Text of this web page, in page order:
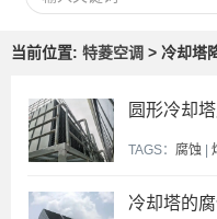
当前位置: 特菱空调 > 冷却塔
圆形冷却
TAGS： 腐蚀 |
冷却塔的